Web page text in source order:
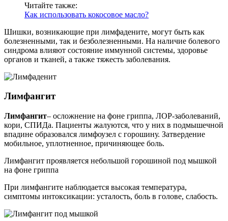
Читайте также:
Как использовать кокосовое масло?
Шишки, возникающие при лимфадените, могут быть как
болезненными, так и безболезненными. На наличие болевого
синдрома влияют состояние иммунной системы, здоровье
органов и тканей, а также тяжесть заболевания.
Лимфангит
Лимфангит– осложнение на фоне гриппа, ЛОР-заболеваний,
кори, СПИДа. Пациенты жалуются, что у них в подмышечной
впадине образовался лимфоузел с горошину. Затвердение
мобильное, уплотненное, причиняющее боль.
Лимфангит проявляется небольшой горошиной под мышкой
на фоне гриппа
При лимфангите наблюдается высокая температура,
симптомы интоксикации: усталость, боль в голове, слабость.